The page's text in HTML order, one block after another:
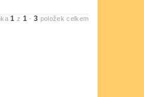
1 z 1 -3 položek celkem